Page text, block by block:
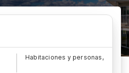
Habitaciones y personas,